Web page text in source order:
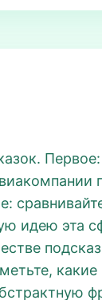
Первое:
идею эта
какие